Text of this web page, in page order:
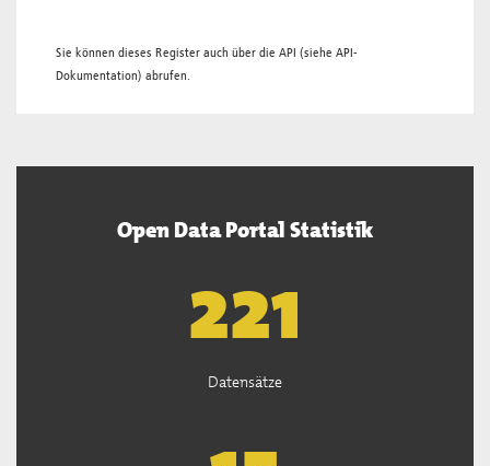
Sie können dieses Register auch über die API (siehe API-
Dokumentation) abrufen.
Open Data Portal Statistik
222
Datensätze